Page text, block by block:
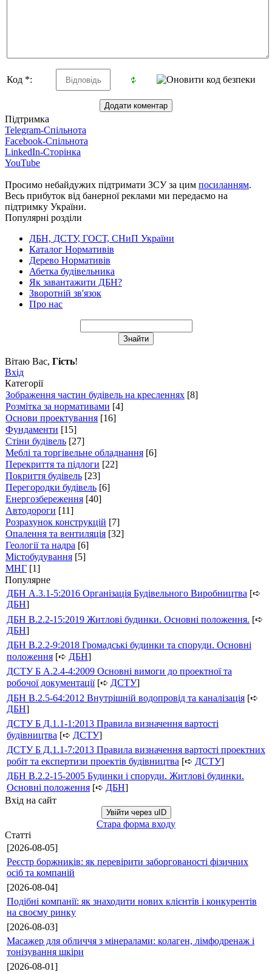
Код *:
Підтримка
Telegram-Спільнота
Facebook-Спільнота
LinkedIn-Сторінка
YouTube
Просимо небайдужих підтримати ЗСУ за цим посиланням.
Весь прибуток від банерної реклами ми передаємо на
підтримку України.
Популярні розділи
ДБН, ДСТУ, ГОСТ, СНиП України
Каталог Нормативів
Дерево Нормативів
Абетка будівельника
Як завантажити ДБН?
Зворотній зв'язок
Про нас
Вітаю Вас, Гість!
Вхід
Категорії
Зображення частин будівель на кресленнях [8]
Розмітка за нормативами [4]
Основи проектування [16]
Фундаменти [15]
Стіни будівель [27]
Меблі та торгівельне обладнання [6]
Перекриття та підлоги [22]
Покриття будівель [23]
Перегородки будівель [6]
Енергозбереження [40]
Автодороги [11]
Розрахунок конструкцій [7]
Опалення та вентиляція [32]
Геології та надра [6]
Містобудування [5]
МНГ [1]
Популярне
ДБН А.3.1-5:2016 Організація Будівельного Виробництва [➪
ДБН]
ДБН В.2.2-15:2019 Житлові будинки. Основні положення. [➪
ДБН]
ДБН В.2.2-9:2018 Громадські будинки та споруди. Основні
положення [➪ ДБН]
ДСТУ Б А.2.4-4:2009 Основні вимоги до проектної та
робочої документації[➪ ДСТУ]
ДБН В.2.5-64:2012 Внутрішній водопровід та каналізація [➪
ДБН]
ДСТУ Б Д.1.1-1:2013 Правила визначення вартості
будівництва [➪ ДСТУ]
ДСТУ Б Д.1.1-7:2013 Правила визначення вартості проектних
робіт та експертизи проектів будівництва [➪ ДСТУ]
ДБН В.2.2-15-2005 Будинки і споруди. Житлові будинки.
Основні положення [➪ ДБН]
Вхід на сайт
Увійти через uID
Стара форма входу
Статті
[2026-08-05]
Реєстр боржників: як перевірити заборгованості фізичних
осіб та компаній
[2026-08-04]
Подібні компанії: як знаходити нових клієнтів і конкурентів
на своєму ринку
[2026-08-03]
Масажер для обличчя з мінералами: колаген, лімфодренаж і
тонізування шкіри
[2026-08-01]